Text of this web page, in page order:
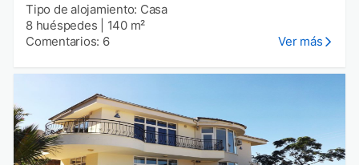
Tipo de alojamiento: Casa
8 huéspedes
140 m²
Comentarios: 6
Ver más